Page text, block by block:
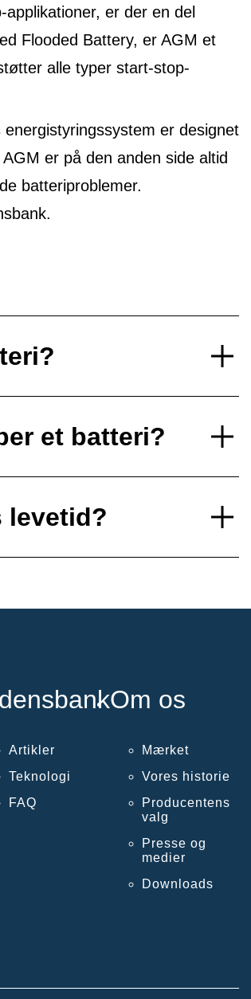
er der en del
Flooded Battery, er AGM et
alle typer start-stop-
er designet
er på den anden side altid
batteriproblemer.
et batteri?
levetid?
Artikler
Teknologi
FAQ
Om os
Mærket
Vores historie
Producentens
valg
Presse og
medier
Downloads